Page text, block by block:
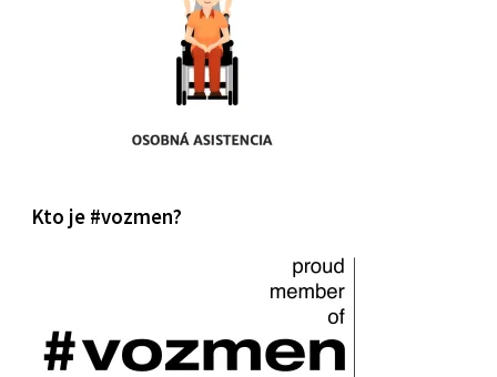
Kto je #vozmen?